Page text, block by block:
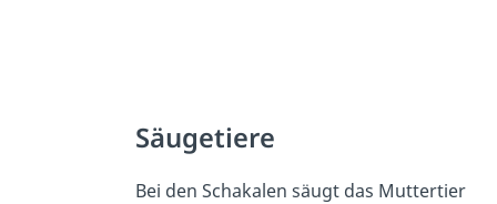
Säugetiere
Bei den Schakalen säugt das Muttertier